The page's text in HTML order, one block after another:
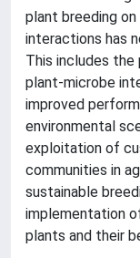
plant breeding
interactions has
This includes
plant-microbe
improved
environmental
exploitation of
communities in
sustainable
implementation
plants and their